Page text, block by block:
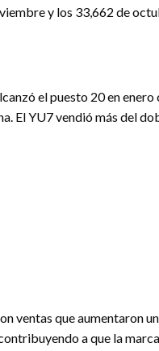
y los 33,662 de
el puesto 20 en
El YU7 vendió más del
ventas que aumentaron
a que la